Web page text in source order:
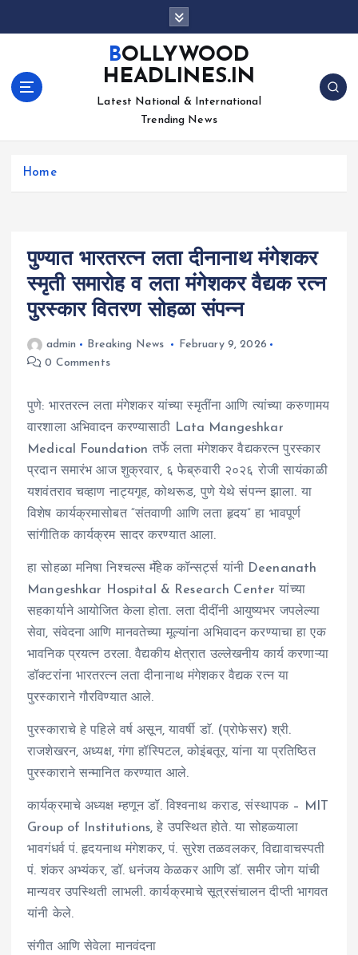
BOLLYWOOD
HEADLINES.IN
Latest National & International
Trending News
Home
पुण्यात भारतरत्न लता दीनानाथ मंगेशकर
स्मृती समारोह व लता मंगेशकर वैद्यक रत्न
पुरस्कार वितरण सोहळा संपन्न
admin Breaking News
February 9, 2026
0 Comments
पुणे: भारतरत्न लता मंगेशकर यांच्या स्मृतींना आणि त्यांच्या करुणामय
वारशाला अभिवादन करण्यासाठी Lata Mangeshkar
Medical Foundation तर्फे लता मंगेशकर वैद्यकरत्न पुरस्कार
प्रदान समारंभ आज शुक्रवार, ६ फेब्रुवारी २०२६ रोजी सायंकाळी
यशवंतराव चव्हाण नाट्यगृह, कोथरूड, पुणे येथे संपन्न झाला. या
विशेष कार्यक्रमासोबत “संतवाणी आणि लता हृदय” हा भावपूर्ण
सांगीतिक कार्यक्रम सादर करण्यात आला.
हा सोहळा मनिषा निश्चल्स मॕहेक कॉन्सर्ट्स यांनी Deenanath
Mangeshkar Hospital & Research Center यांच्या
सहकार्याने आयोजित केला होता. लता दीदींनी आयुष्यभर जपलेल्या
सेवा, संवेदना आणि मानवतेच्या मूल्यांना अभिवादन करण्याचा हा एक
भावनिक प्रयत्न ठरला. वैद्यकीय क्षेत्रात उल्लेखनीय कार्य करणाऱ्या
डॉक्टरांना भारतरत्न लता दीनानाथ मंगेशकर वैद्यक रत्न या
पुरस्काराने गौरविण्यात आले.
पुरस्काराचे हे पहिले वर्ष असून, यावर्षी डाॅ. (प्रोफेसर) श्री.
राजशेखरन, अध्यक्ष, गंगा हॉस्पिटल, कोइंबतूर, यांना या प्रतिष्ठित
पुरस्काराने सन्मानित करण्यात आले.
कार्यक्रमाचे अध्यक्ष म्हणून डॉ. विश्वनाथ कराड, संस्थापक – MIT
Group of Institutions, हे उपस्थित होते. या सोहळ्याला
भावगंधर्व पं. हृदयनाथ मंगेशकर, पं. सुरेश तळवलकर, विद्यावाचस्पती
पं. शंकर अभ्यंकर, डॉ. धनंजय केळकर आणि डॉ. समीर जोग यांची
मान्यवर उपस्थिती लाभली. कार्यक्रमाचे सूत्रसंचालन दीप्ती भागवत
यांनी केले.
संगीत आणि सेवेला मानवंदना